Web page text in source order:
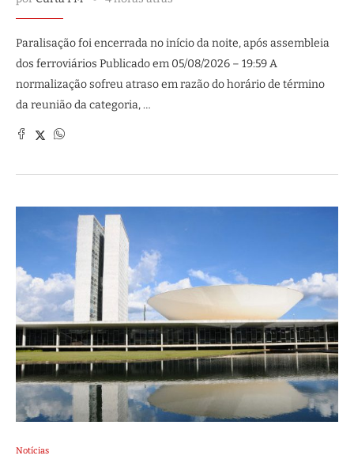
Paralisação foi encerrada no início da noite, após assembleia
dos ferroviários Publicado em 05/08/2026 – 19:59 A
normalização sofreu atraso em razão do horário de término
da reunião da categoria, …
Notícias